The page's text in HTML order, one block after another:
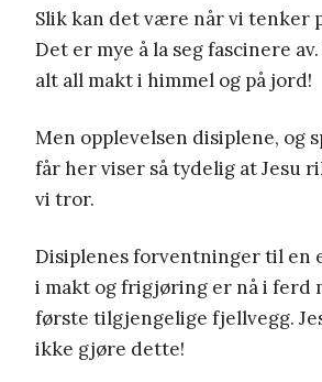
Slik kan det være når vi tenker
Det er mye å la seg fascinere
alt all makt i himmel og på jord!
Men opplevelsen disiplene, og
får her viser så tydelig at Jesu
vi tror.
Disiplenes forventninger til en
i makt og frigjøring er nå i ferd
første tilgjengelige fjellvegg.
ikke gjøre dette!